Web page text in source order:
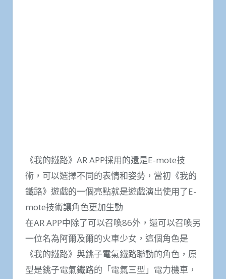
《我的鐵路》AR APP採用的還是E-mote技
術，可以選擇不同的表情和姿勢，當初《我的
鐵路》遊戲的一個亮點就是遊戲演出使用了E-
mote技術讓角色更加生動
在AR APP中除了可以召喚86外，還可以召喚另
一位名為阿爾及爾的火車少女，這個角色是
《我的鐵路》與銚子電氣鐵路聯動的角色，原
型是銚子電氣鐵路的「電氣三型」電力機車，